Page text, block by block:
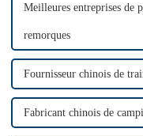
Meilleures entreprises de
remorques
Fournisseur chinois de
Fabricant chinois de